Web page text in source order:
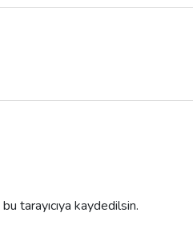
tarayıcıya kaydedilsin.